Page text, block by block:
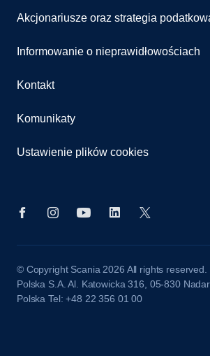
Akcjonariusze oraz strategia
Informowanie o nieprawidłowościach
Kontakt
Komunikaty
Ustawienie plików cookies
© Copyright Scania 2026 All rights reserved.
Polska S.A. Al. Katowicka 316, 05-830
Polska Tel: +48 22 356 01 00